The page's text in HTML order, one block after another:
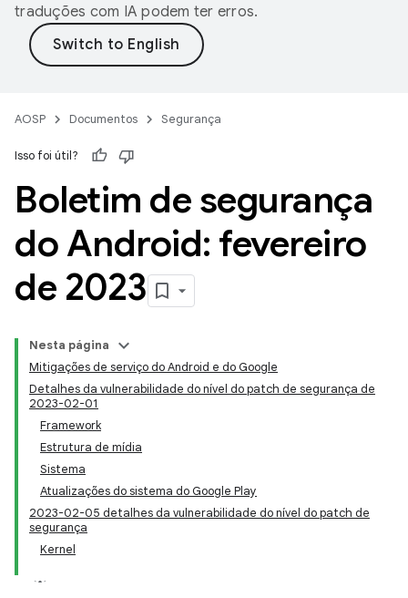
traduções com IA podem ter erros.
AOSP Documentos Segurança
Isso foi útil?
Boletim de segurança
do Android: fevereiro
de 2023
Nesta página
Mitigações de serviço do Android e do Google
Detalhes da vulnerabilidade do nível do patch de segurança de
2023-02-01
Framework
Estrutura de mídia
Sistema
Atualizações do sistema do Google Play
2023-02-05 detalhes da vulnerabilidade do nível do patch de
segurança
Kernel